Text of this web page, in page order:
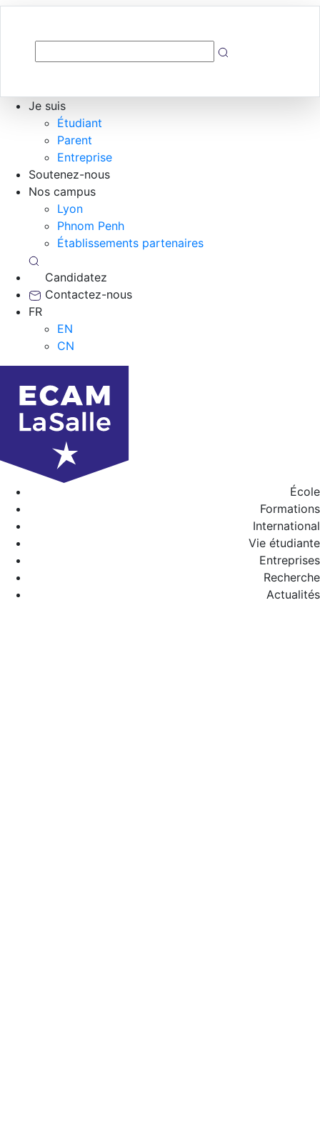
Je suis
Étudiant
Parent
Entreprise
Soutenez-nous
Nos campus
Lyon
Phnom Penh
Établissements partenaires
Candidatez
Contactez-nous
FR
EN
CN
École
Formations
International
Vie étudiante
Entreprises
Recherche
Actualités